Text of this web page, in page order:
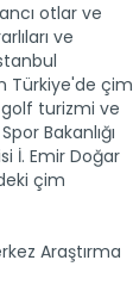
otlar ve
ve
Türkiye'de çim
turizmi ve
Bakanlığı
İ. Emir Doğar
çim
Araştırma